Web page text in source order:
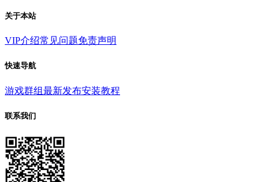
关于本站
VIP介绍常见问题免责声明
快速导航
游戏群组最新发布安装教程
联系我们